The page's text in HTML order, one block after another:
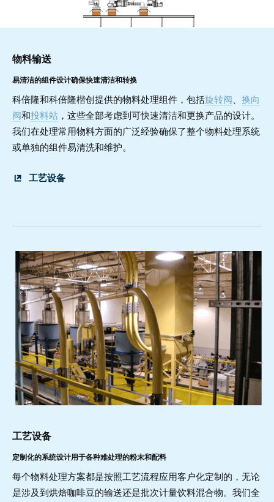
物料输送
易清洁的组件设计确保快速清洁和转换
科倍隆和科倍隆楷创提供的物料处理组件，包括旋转阀、 换向
阀和投料站 ，这些全部考虑到可快速清洁和更换产品的设计。
我们在处理常用物料方面的广泛经验确保了整个物料处理系统
或单独的组件易清洗和维护。
工艺设备
工艺设备
定制化的系统设计用于各种难处理的粉末和配料
每个物料处理方案都是按照工艺流程应用客户化定制的，无论
是涉及到烘焙咖啡豆的输送还是批次计量饮料混合物。我们全